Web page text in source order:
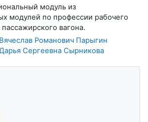
модуль из
модулей по профессии рабочего
вагона.
Вячеслав Романович Парыгин
Сергеевна Сырникова